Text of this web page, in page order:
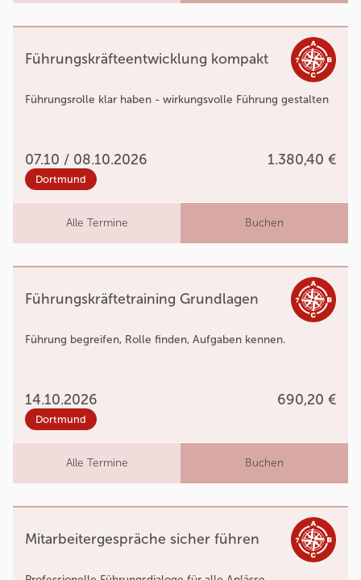
Führungskräfteentwicklung kompakt
Führungsrolle klar haben - wirkungsvolle Führung gestalten
07.10 / 08.10.2026 1.380,40 €
Dortmund
Alle Termine Buchen
Führungskräftetraining Grundlagen
Führung begreifen, Rolle finden, Aufgaben kennen.
14.10.2026 690,20 €
Dortmund
Alle Termine Buchen
Mitarbeitergespräche sicher führen